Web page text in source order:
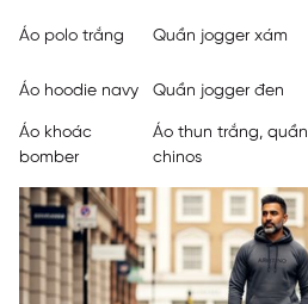
Áo polo trắng Quần jogger xám
Áo hoodie navy Quần jogger đen
Áo khoác
bomber
Áo thun trắng, quần
chinos